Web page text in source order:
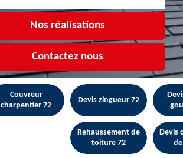
Nos réalisations
Contactez nous
Couvreur
charpentier 72
Devis zingueur 72
Rehaussement de
toiture 72
Devis